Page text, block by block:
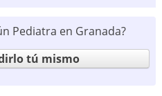
Pediatra en Granada?
tú mismo